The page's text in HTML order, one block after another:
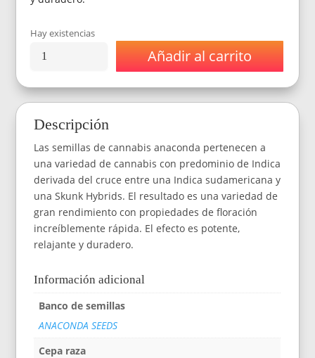
Hay existencias
Semillas
Seeds
x3
Añadir al carrito
Descripción
Las semillas de cannabis anaconda pertenecen a
una variedad de cannabis con predominio de Indica
derivada del cruce entre una Indica sudamericana y
una Skunk Hybrids. El resultado es una variedad de
gran rendimiento con propiedades de floración
increíblemente rápida. El efecto es potente,
relajante y duradero.
Información adicional
Banco de semillas
ANACONDA SEEDS
Cepa raza